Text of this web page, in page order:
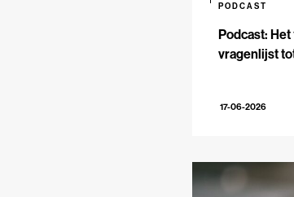
Podcast:
vragenlijst
PODCAST
17-06-2026